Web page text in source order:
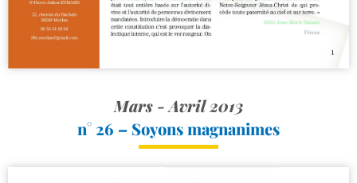
Mars - Avril 2013
n° 26 – Soyons magnanimes